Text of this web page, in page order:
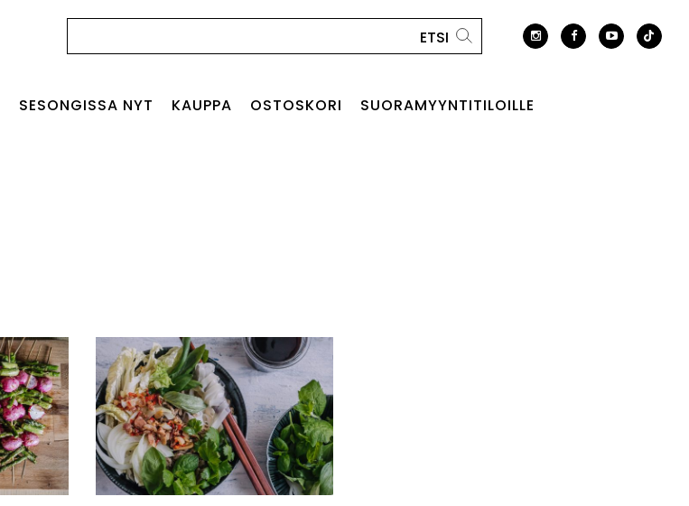
SESONGISSA NYT KAUPPA OSTOSKORI SUORAMYYNTITILOILLE